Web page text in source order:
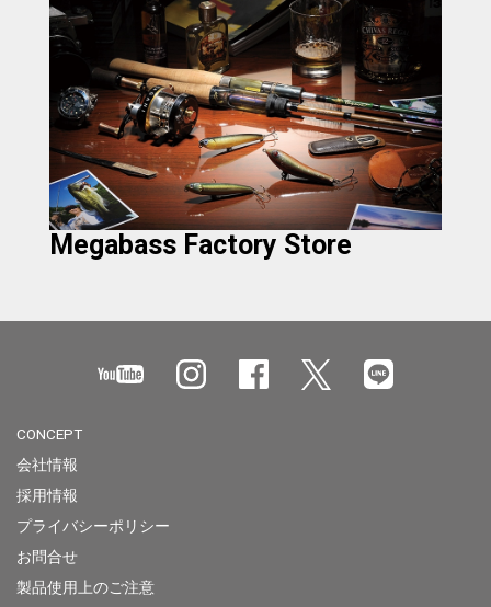
Megabass Factory Store
CONCEPT
会社情報
採用情報
プライバシーポリシー
お問合せ
製品使用上のご注意